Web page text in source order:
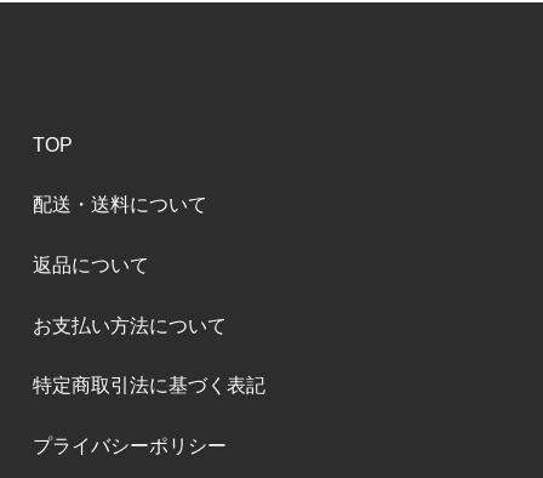
TOP
配送・送料について
返品について
お支払い方法について
特定商取引法に基づく表記
プライバシーポリシー